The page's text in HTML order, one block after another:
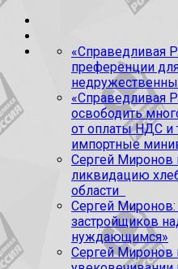
«Справедливая
преференции
«Справедливая
освободить
от оплаты НДС
импортные
Сергей Миронов
ликвидацию
области
Сергей
застройщиков
нуждающимся»
Сергей Миронов